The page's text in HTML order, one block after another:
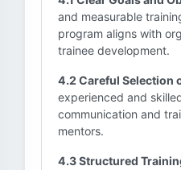
and measurable
program aligns with
trainee development.
4.2 Careful Selection
experienced and
communication and
mentors.
4.3 Structured